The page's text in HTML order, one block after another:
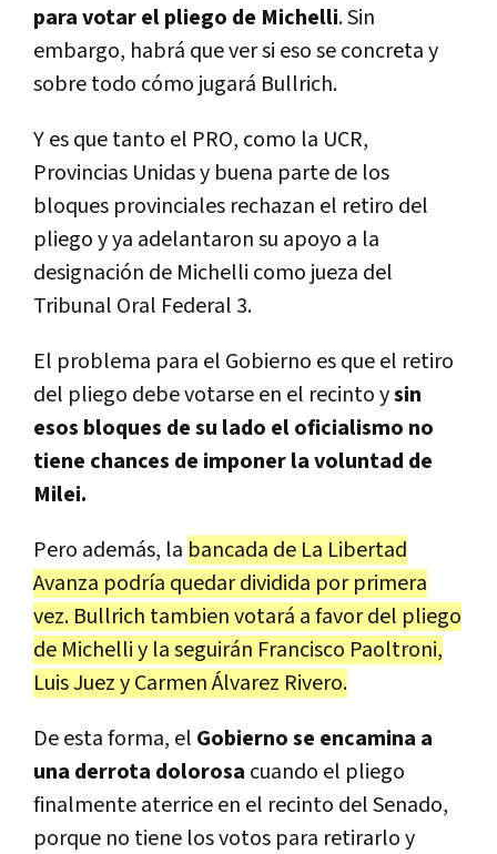
para votar el pliego de Michelli. Sin
embargo, habrá que ver si eso se concreta y
sobre todo cómo jugará Bullrich.
Y es que tanto el PRO, como la UCR,
Provincias Unidas y buena parte de los
bloques provinciales rechazan el retiro del
pliego y ya adelantaron su apoyo a la
designación de Michelli como jueza del
Tribunal Oral Federal 3.
El problema para el Gobierno es que el retiro
del pliego debe votarse en el recinto ysin
esos bloques de su lado el oficialismo no
tiene chances de imponer la voluntad de
Milei.
Pero además, la bancada de La Libertad
Avanza podría quedar dividida por primera
vez. Bullrich tambien votará a favor del pliego
de Michelli y la seguirán Francisco Paoltroni,
Luis Juez y Carmen Álvarez Rivero.
De esta forma, el Gobiernose encamina a
una derrota dolorosa cuando el pliego
finalmente aterrice en el recinto del Senado,
porque no tiene los votos para retirarlo y